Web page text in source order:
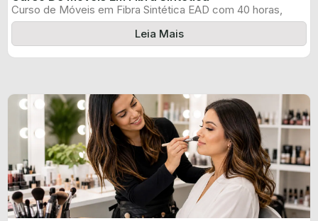
Curso de Móveis em Fibra Sintética EAD com 40 horas,
certificado informado pelo ...
Leia Mais